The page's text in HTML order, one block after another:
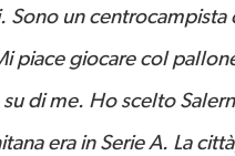
un centrocampista
piace giocare col
di me. Ho scelto
era in Serie A. La